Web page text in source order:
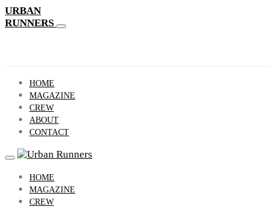
URBAN
RUNNERS
HOME
MAGAZINE
CREW
ABOUT
CONTACT
HOME
MAGAZINE
CREW